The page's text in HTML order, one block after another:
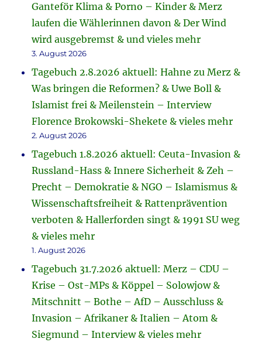
Ganteför Klima & Porno – Kinder & Merz
laufen die Wählerinnen davon & Der Wind
wird ausgebremst & und vieles mehr
3. August 2026
Tagebuch 2.8.2026 aktuell: Hahne zu Merz &
Was bringen die Reformen? & Uwe Boll &
Islamist frei & Meilenstein – Interview
Florence Brokowski-Shekete & vieles mehr
2. August 2026
Tagebuch 1.8.2026 aktuell: Ceuta-Invasion &
Russland-Hass & Innere Sicherheit & Zeh –
Precht – Demokratie & NGO – Islamismus &
Wissenschaftsfreiheit & Rattenprävention
verboten & Hallerforden singt & 1991 SU weg
& vieles mehr
1. August 2026
Tagebuch 31.7.2026 aktuell: Merz – CDU –
Krise – Ost-MPs & Köppel – Solowjow &
Mitschnitt – Bothe – AfD – Ausschluss &
Invasion – Afrikaner & Italien – Atom &
Siegmund – Interview & vieles mehr